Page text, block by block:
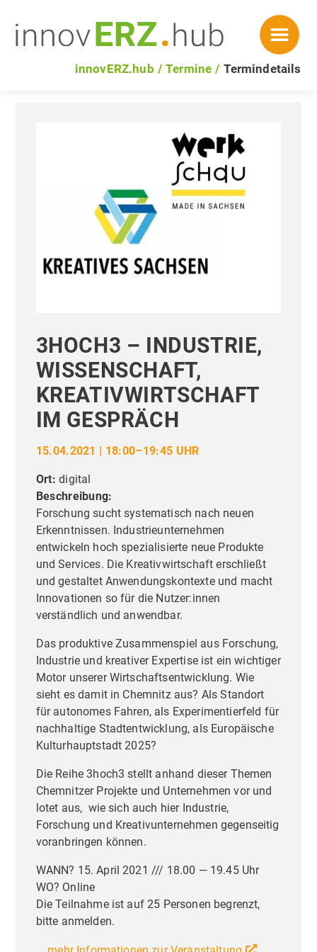
innovERZ.hub Termine Termindetails
3HOCH3 – INDUSTRIE,
WISSENSCHAFT,
KREATIVWIRTSCHAFT
IM GESPRÄCH
15.04.2021 | 18:00–19:45 UHR
Ort:digital
Beschreibung:
Forschung sucht systematisch nach neuen
Erkenntnissen. Industrieunternehmen
entwickeln hoch spezialisierte neue Produkte
und Services. Die Kreativwirtschaft erschließt
und gestaltet Anwendungskontexte und macht
Innovationen so für die Nutzer:innen
verständlich und anwendbar.
Das produktive Zusammenspiel aus Forschung,
Industrie und kreativer Expertise ist ein wichtiger
Motor unserer Wirtschaftsentwicklung. Wie
sieht es damit in Chemnitz aus? Als Standort
für autonomes Fahren, als Experimentierfeld für
nachhaltige Stadtentwicklung, als Europäische
Kulturhauptstadt 2025?
Die Reihe 3hoch3 stellt anhand dieser Themen
Chemnitzer Projekte und Unternehmen vor und
lotet aus, wie sich auch hier Industrie,
Forschung und Kreativunternehmen gegenseitig
voranbringen können.
WANN? 15. April 2021 /// 18.00 — 19.45 Uhr
WO? Online
Die Teilnahme ist auf 25 Personen begrenzt,
bitte anmelden.